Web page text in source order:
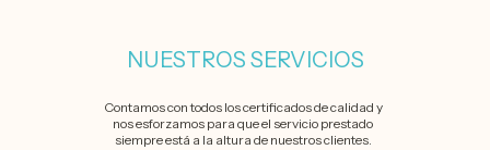
NUESTROS SERVICIOS
Contamos con todos los certificados de calidad y
nos esforzamos para que el servicio prestado
siempre está a la altura de nuestros clientes.